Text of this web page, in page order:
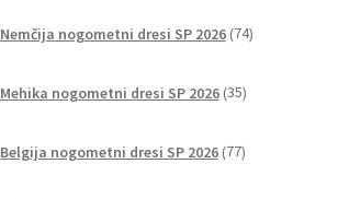
Nemčija nogometni dresi SP 2026 74izdelkov
Mehika nogometni dresi SP 2026 35izdelkov
Belgija nogometni dresi SP 2026 77izdelkov